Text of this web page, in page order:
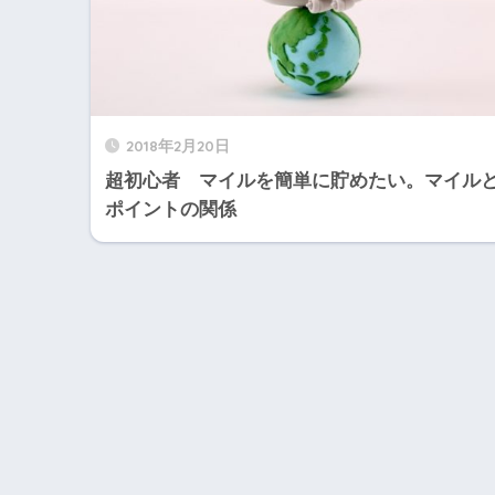
2018年2月20日
超初心者 マイルを簡単に貯めたい。マイル
ポイントの関係